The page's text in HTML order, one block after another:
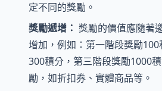
定不同的獎勵。
獎勵遞增： 獎勵的價值應隨著
增加，例如：第一階段獎勵
300積分，第三階段獎勵1000
勵，如折扣券、實體商品等。